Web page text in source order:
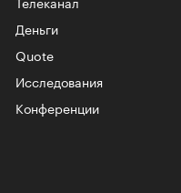
Деньги
Quote
Исследования
Конференции